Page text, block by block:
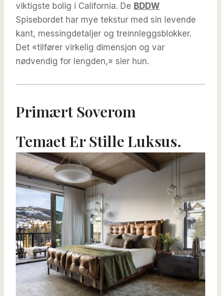
viktigste bolig i California. De BDDW
Spisebordet har mye tekstur med sin levende
kant, messingdetaljer og treinnleggsblokker.
Det «tilfører virkelig dimensjon og var
nødvendig for lengden,» sier hun.
Primært Soverom
Temaet Er Stille Luksus.